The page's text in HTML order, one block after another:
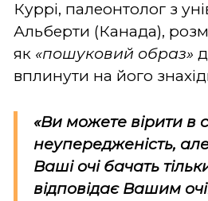
Куррі, палеонтолог з
Альберти (Канада),
як «пошуковий образ»
вплинути на його
«Ви можете вірити в
неупередженість,
Ваші очі бачать
відповідає Вашим